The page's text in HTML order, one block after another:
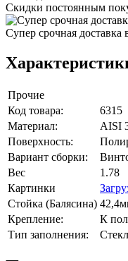
Скидки постоянным
Супер срочная доставка
Прочие
Код товара:
6315
Материал:
AISI
Поверхность:
Вариант сборки:
Вес
1.78
Картинки
Стойка (Балясина)
Крепление:
К
Тип заполнения: